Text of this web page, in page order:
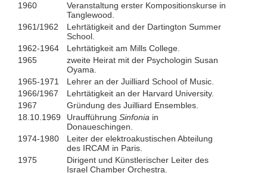
1960
Veranstaltung erster Kompositionskurse in
Tanglewood.
1961/1962
Lehrtätigkeit and der Dartington Summer
School.
1962-1964
Lehrtätigkeit am Mills College.
1965
zweite Heirat mit der Psychologin Susan
Oyama.
1965-1971
Lehrer an der Juilliard School of Music.
1966/1967
Lehrtätigkeit an der Harvard University.
1967
Gründung des Juilliard Ensembles.
18.10.1969
Uraufführung Sinfoniain
Donaueschingen.
1974-1980
Leiter der elektroakustischen Abteilung
des IRCAM in Paris.
1975
Dirigent und Künstlerischer Leiter des
Israel Chamber Orchestra.